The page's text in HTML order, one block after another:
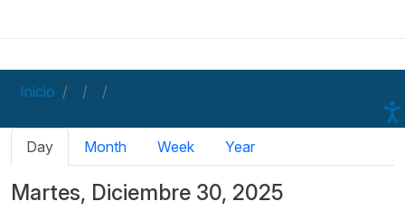
Inicio
Solapas principales
Day Month Week Year
Martes, Diciembre 30, 2025